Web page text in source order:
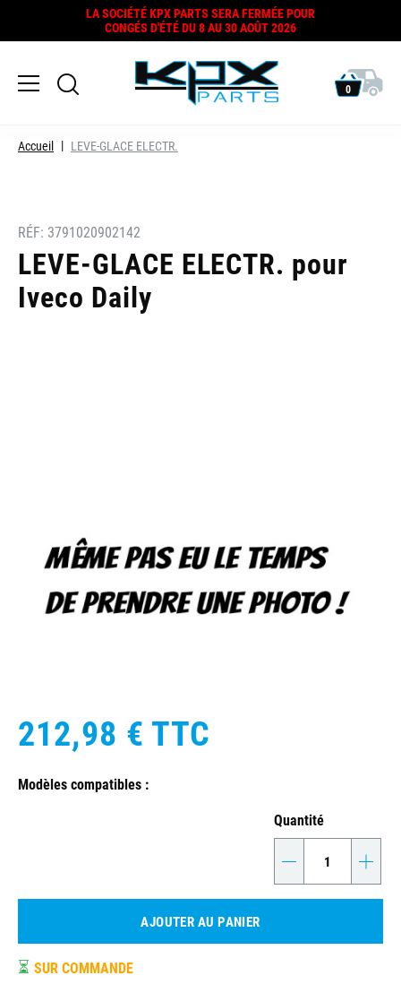
LA SOCIÉTÉ KPX PARTS SERA FERMÉE POUR
CONGÉS D'ÉTÉ DU 8 AU 30 AOÛT 2026
0
Accueil LEVE-GLACE ELECTR.
RÉF: 3791020902142
LEVE-GLACE ELECTR. pour
Iveco Daily
212,98 € TTC
Modèles compatibles :
Quantité
- +
AJOUTER AU PANIER
⏳ SUR COMMANDE